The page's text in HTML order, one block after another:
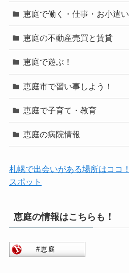
恵庭で働く・仕事・お小遣
恵庭の不動産売買と賃貸
恵庭で遊ぶ！
恵庭市で習い事しよう！
恵庭で子育て・教育
恵庭の病院情報
札幌で出会いがある場所はココ
スポット
恵庭の情報はこちらも！